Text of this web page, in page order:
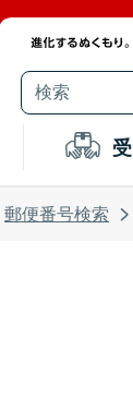
郵便番号検索